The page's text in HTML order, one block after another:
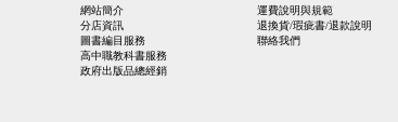
網站簡介
分店資訊
圖書編目服務
高中職教科書服務
政府出版品總經銷
運費說明與規範
退換貨/瑕疵書/退款說明
聯絡我們